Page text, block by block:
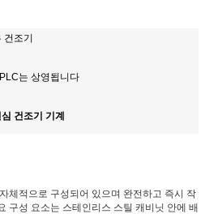
건조기
는 상영됩니다
건조기 기계
체적으로 구성되어 있으며 완전하고 즉시 작
구성 요소는 스테인리스 스틸 캐비닛 안에 배